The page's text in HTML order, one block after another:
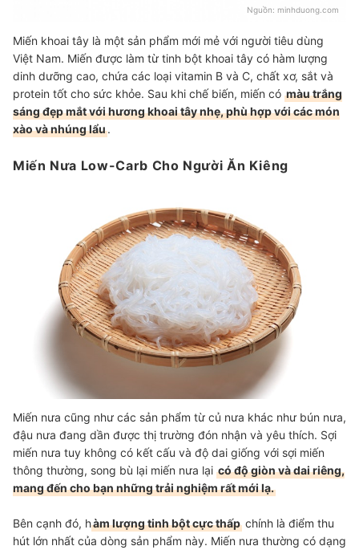
Nguồn: minhduong.com
Miến khoai tây là một sản phẩm mới mẻ với người tiêu dùng
Việt Nam. Miến được làm từ tinh bột khoai tây có hàm lượng
dinh dưỡng cao, chứa các loại vitamin B và C, chất xơ, sắt và
protein tốt cho sức khỏe. Sau khi chế biến, miến có màu trắng
sáng đẹp mắt với hương khoai tây nhẹ, phù hợp với các món
xào và nhúng lẩu.
Miến Nưa Low-Carb Cho Người Ăn Kiêng
Miến nưa cũng như các sản phẩm từ củ nưa khác như bún nưa,
đậu nưa đang dần được thị trường đón nhận và yêu thích. Sợi
miến nưa tuy không có kết cấu và độ dai giống với sợi miến
thông thường, song bù lại miến nưa lại có độ giòn và dai riêng,
mang đến cho bạn những trải nghiệm rất mới lạ.
Bên cạnh đó, hàm lượng tinh bột cực thấp chính là điểm thu
hút lớn nhất của dòng sản phẩm này. Miến nưa thường có dạng